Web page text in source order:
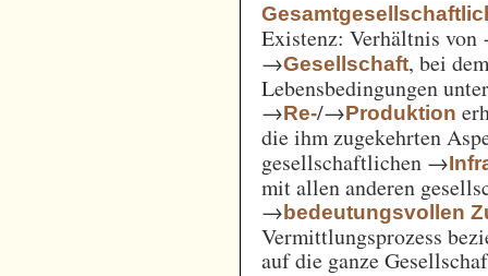
Existenz: Verhältnis
→Gesellschaft, bei
Lebensbedingungen
→Re-/→Produktion
die ihm zugekehrten
gesellschaftlichen →
mit allen anderen
→bedeutungsvollen
Vermittlungsprozess
auf die ganze